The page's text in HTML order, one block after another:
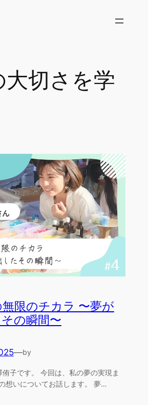
大切さを学
限のチカラ 〜夢が
の瞬間〜
—by
子です。 今回は、私の夢の実現ま
想いについてお話します。 夢…